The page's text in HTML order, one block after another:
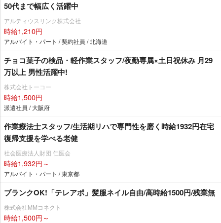
50代まで幅広く活躍中
アルティウスリンク株式会社
時給1,210円
アルバイト・パート / 契約社員 / 北海道
チョコ菓子の検品・軽作業スタッフ/夜勤専属×土日祝休み 月29
万以上 男性活躍中!
株式会社トーコー
時給1,500円
派遣社員 / 大阪府
作業療法士スタッフ/生活期リハで専門性を磨く時給1932円在宅
復帰支援を学べる老健
社会医療法人財団 仁医会
時給1,932円～
アルバイト・パート / 東京都
ブランクOK!「テレアポ」髪服ネイル自由/高時給1500円/残業無
株式会社MMコネクト
時給1,500円～